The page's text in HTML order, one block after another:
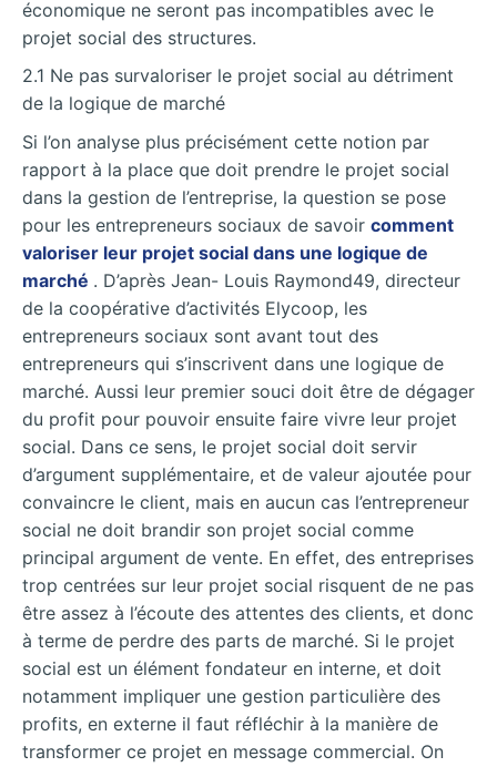
économique ne seront pas incompatibles avec le
projet social des structures.
2.1 Ne pas survaloriser le projet social au détriment
de la logique de marché
Si l’on analyse plus précisément cette notion par
rapport à la place que doit prendre le projet social
dans la gestion de l’entreprise, la question se pose
pour les entrepreneurs sociaux de savoir comment
valoriser leur projet social dans une logique de
marché . D’après Jean- Louis Raymond49, directeur
de la coopérative d’activités Elycoop, les
entrepreneurs sociaux sont avant tout des
entrepreneurs qui s’inscrivent dans une logique de
marché. Aussi leur premier souci doit être de dégager
du profit pour pouvoir ensuite faire vivre leur projet
social. Dans ce sens, le projet social doit servir
d’argument supplémentaire, et de valeur ajoutée pour
convaincre le client, mais en aucun cas l’entrepreneur
social ne doit brandir son projet social comme
principal argument de vente. En effet, des entreprises
trop centrées sur leur projet social risquent de ne pas
être assez à l’écoute des attentes des clients, et donc
à terme de perdre des parts de marché. Si le projet
social est un élément fondateur en interne, et doit
notamment impliquer une gestion particulière des
profits, en externe il faut réfléchir à la manière de
transformer ce projet en message commercial. On